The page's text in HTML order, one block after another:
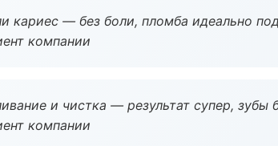
кариес — без боли, пломба идеально
компании
и чистка — результат супер, зубы
компании